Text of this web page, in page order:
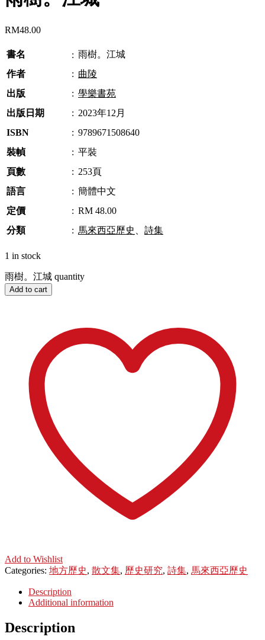
RM48.00
書名 : 雨樹。江城
作者
: 曲陵
出版
: 學樂書苑
出版日期
: 2023年12月
ISBN
: 9789671508640
裝幀
: 平裝
頁數
: 253頁
語言
: 簡體中文
定價
: RM 48.00
分類
: 馬來西亞歷史 詩集
1 in stock
雨樹。江城 quantity
Add to cart
Add to Wishlist
Categories: 地方歷史, 散文集, 歷史研究, 詩集, 馬來西亞歷史
Description
Additional information
Description